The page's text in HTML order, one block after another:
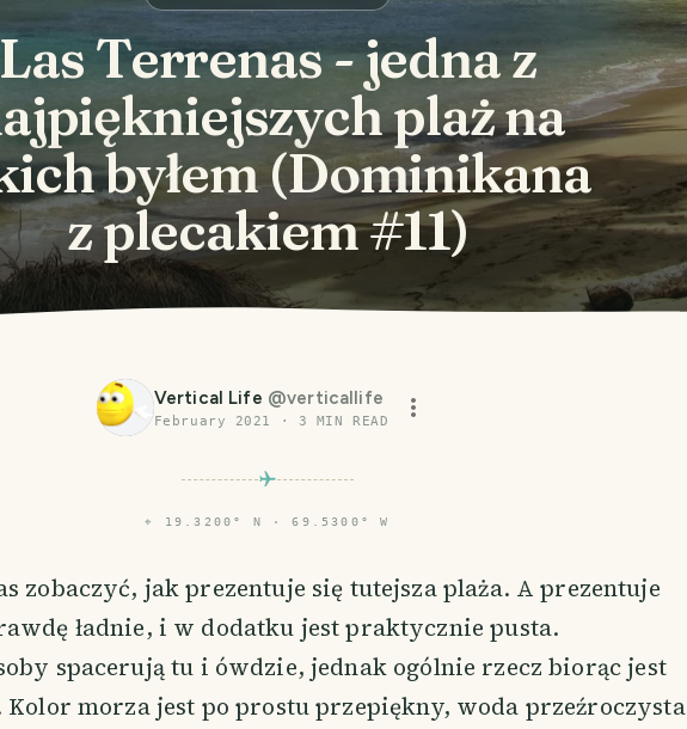
Las Terrenas - jedna z
plaż na
byłem (Dominikana
z plecakiem #11)
Vertical Life @verticallife
February 2021 · 3 MIN READ
⌖ 19.3200° N · 69.5300° W
zobaczyć, jak prezentuje się tutejsza plaża. A prezentuje
ładnie, i w dodatku jest praktycznie pusta.
spacerują tu i ówdzie, jednak ogólnie rzecz biorąc jest
Kolor morza jest po prostu przepiękny, woda przeźroczysta